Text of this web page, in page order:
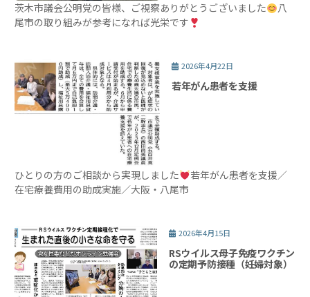
茨木市議会公明党の皆様、ご視察ありがとうございました
八
尾市の取り組みが参考になれば光栄です
2026年4月22日
若年がん患者を支援
ひとりの方のご相談から実現しました
若年がん患者を支援／
在宅療養費用の助成実施／大阪・八尾市
2026年4月15日
RSウイルス母子免疫ワクチン
の定期予防接種（妊婦対象）